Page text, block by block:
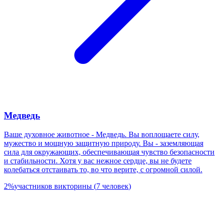
Медведь
Ваше духовное животное - Медведь. Вы воплощаете силу,
мужество и мощную защитную природу. Вы - заземляющая
сила для окружающих, обеспечивающая чувство безопасности
и стабильности. Хотя у вас нежное сердце, вы не будете
колебаться отстаивать то, во что верите, с огромной силой.
2%участников викторины (7 человек)